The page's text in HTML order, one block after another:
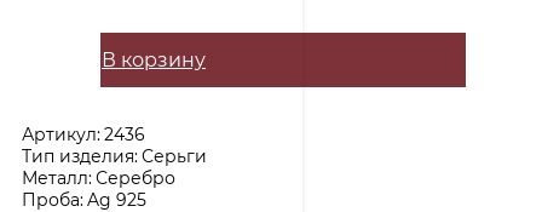
В корзину
Артикул:2436
Тип изделия:Серьги
Металл:Серебро
Проба:Ag 925